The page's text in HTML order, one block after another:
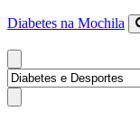
Diabetes na Mochila